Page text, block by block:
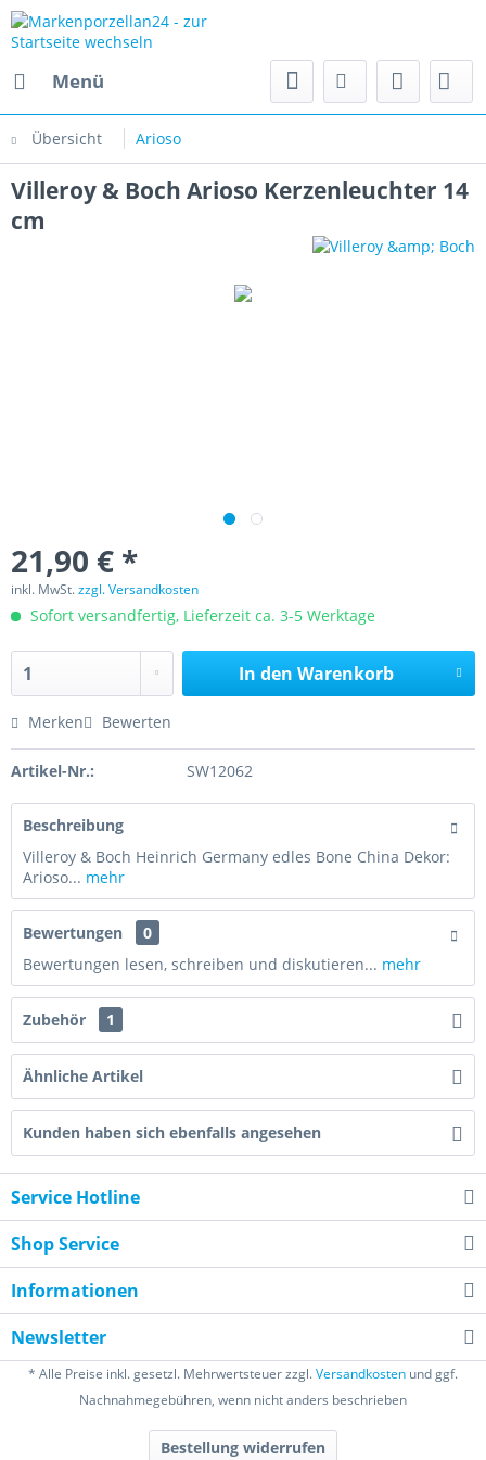
Menü
Übersicht Arioso
Villeroy & Boch Arioso Kerzenleuchter 14
cm
21,90 € *
inkl. MwSt.zzgl. Versandkosten
Sofort versandfertig, Lieferzeit ca. 3-5 Werktage
In den Warenkorb
Merken Bewerten
Artikel-Nr.: SW12062
Beschreibung
Villeroy & Boch Heinrich Germany edles Bone China Dekor:
Arioso... mehr
Bewertungen
0
Bewertungen lesen, schreiben und diskutieren... mehr
Zubehör 1
Ähnliche Artikel
Kunden haben sich ebenfalls angesehen
Service Hotline
Shop Service
Informationen
Newsletter
* Alle Preise inkl. gesetzl. Mehrwertsteuer zzgl.Versandkosten und ggf.
Nachnahmegebühren, wenn nicht anders beschrieben
Bestellung widerrufen